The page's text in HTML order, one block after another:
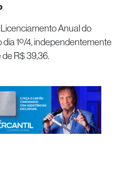
Anual do
dia 1º/4, independentemente
R$ 39,36.